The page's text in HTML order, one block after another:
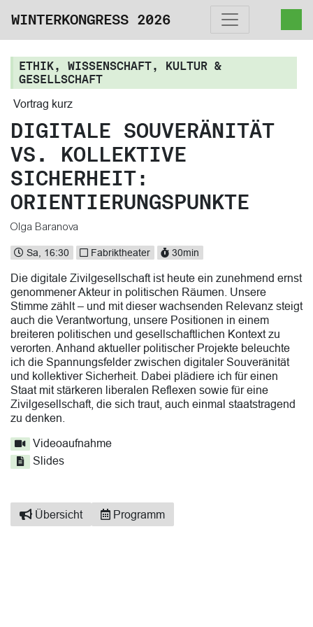
WINTERKONGRESS 2026
ETHIK, WISSENSCHAFT, KULTUR &
GESELLSCHAFT
Vortrag kurz
DIGITALE SOUVERÄNITÄT
VS. KOLLEKTIVE
SICHERHEIT:
ORIENTIERUNGSPUNKTE
Olga Baranova
Sa, 16:30 Fabriktheater 30min
Die digitale Zivilgesellschaft ist heute ein zunehmend ernst
genommener Akteur in politischen Räumen. Unsere
Stimme zählt – und mit dieser wachsenden Relevanz steigt
auch die Verantwortung, unsere Positionen in einem
breiteren politischen und gesellschaftlichen Kontext zu
verorten. Anhand aktueller politischer Projekte beleuchte
ich die Spannungsfelder zwischen digitaler Souveränität
und kollektiver Sicherheit. Dabei plädiere ich für einen
Staat mit stärkeren liberalen Reflexen sowie für eine
Zivilgesellschaft, die sich traut, auch einmal staatstragend
zu denken.
Videoaufnahme
Slides
Übersicht Programm